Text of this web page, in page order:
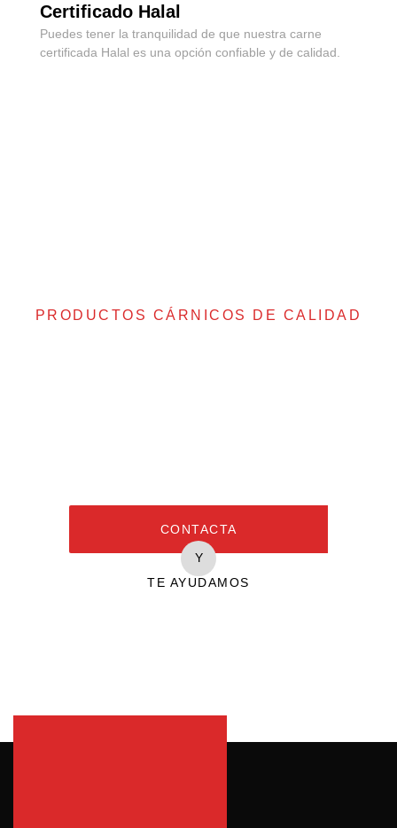
Certificado Halal
Puedes tener la tranquilidad de que nuestra carne
certificada Halal es una opción confiable y de calidad.
PRODUCTOS CÁRNICOS DE CALIDAD
CONTACTA
Y
TE AYUDAMOS